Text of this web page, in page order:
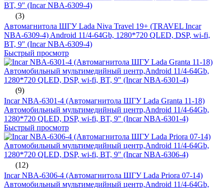
(3)
Автомагнитола ШГУ Lada Niva Travel 19+ (TRAVEL Incar
NBA-6309-4) Android 11/4-64Gb, 1280*720 QLED, DSP, wi-fi,
BT, 9" (Incar NBA-6309-4)
Быстрый просмотр
(9)
Incar NBA-6301-4 (Автомагнитола ШГУ Lada Granta 11-18)
Автомобильный мультимедийный центр,Android 11/4-64Gb,
1280*720 QLED, DSP, wi-fi, BT, 9" (Incar NBA-6301-4)
Быстрый просмотр
(12)
Incar NBA-6306-4 (Автомагнитола ШГУ Lada Priora 07-14)
Автомобильный мультимедийный центр,Android 11/4-64Gb,